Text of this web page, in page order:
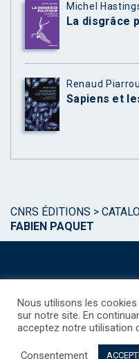
Michel
La disgrâce
Renaud
Sapiens et
CNRS ÉDITIONS >
FABIEN PAQUET
©CNRS EDITIONS 2025
Droits étrangers / Foreign
Nous utilisons les
sur notre site. En
acceptez notre utilisation
Consentement